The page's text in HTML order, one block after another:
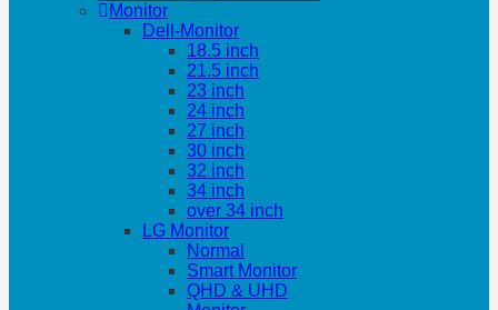
Monitor
Dell-Monitor
18.5 inch
21.5 inch
23 inch
24 inch
27 inch
30 inch
32 inch
34 inch
over 34 inch
LG Monitor
Normal
Smart Monitor
QHD & UHD